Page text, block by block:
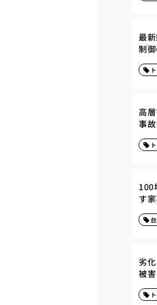
最
制
高
事
100
す
劣
被